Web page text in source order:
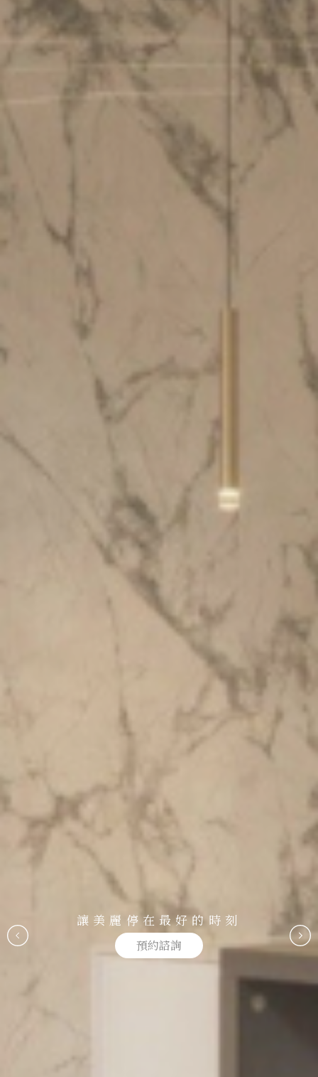
讓美麗停在最好的時刻
預約諮詢